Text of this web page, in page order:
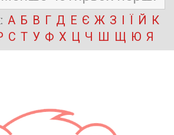
А Б В Г Д Е Є Ж З І Ї Й К
С Т У Ф Х Ц Ч Ш Щ Ю Я